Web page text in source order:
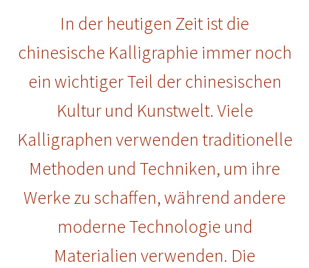
In der heutigen Zeit ist die
chinesische Kalligraphie immer noch
ein wichtiger Teil der chinesischen
Kultur und Kunstwelt. Viele
Kalligraphen verwenden traditionelle
Methoden und Techniken, um ihre
Werke zu schaffen, während andere
moderne Technologie und
Materialien verwenden. Die